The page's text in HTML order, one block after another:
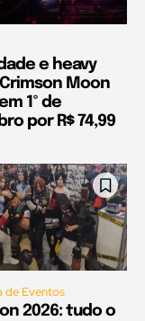
e heavy
Moon
1º de
por R$ 74,99
de Eventos
2026: tudo o